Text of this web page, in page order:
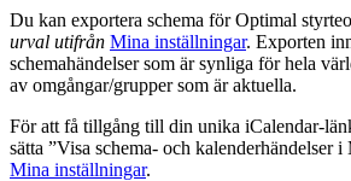
Du kan exportera schema för Optimal
urval utifrån Mina inställningar. Exporten
schemahändelser som är synliga för hela
av omgångar/grupper som är aktuella.
För att få tillgång till din unika iCalendar-
sätta ”Visa schema- och kalenderhändelser
Mina inställningar.